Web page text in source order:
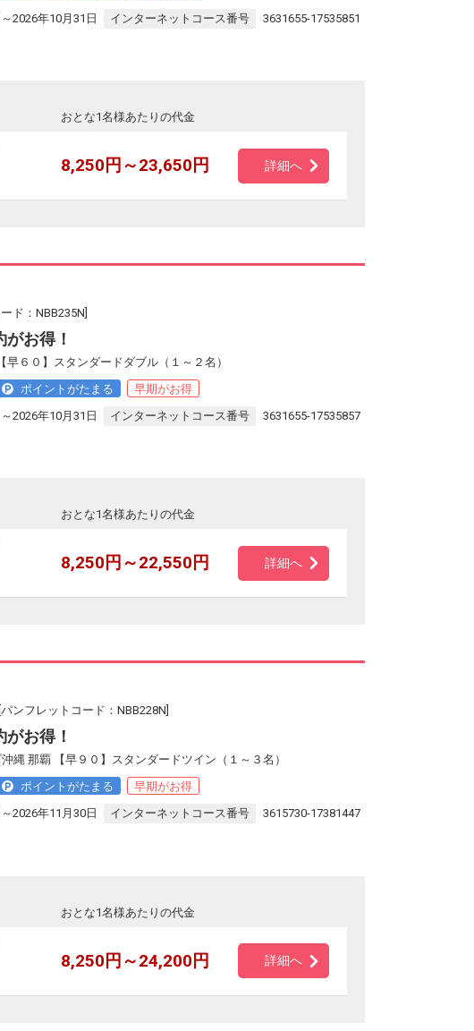
2026年10月31日 インターネットコース番号 3631655-17535851
おとな1名様あたりの代金
8,250円～23,650円 詳細へ
ド：NBB235N]
お得！
早６０】スタンダードダブル（１～２名）
ポイントがたまる
早期がお得
2026年10月31日 インターネットコース番号 3631655-17535857
おとな1名様あたりの代金
8,250円～22,550円 詳細へ
[パンフレットコード：NBB228N]
お得！
縄 那覇 【早９０】スタンダードツイン（１～３名）
ポイントがたまる
早期がお得
2026年11月30日 インターネットコース番号 3615730-17381447
おとな1名様あたりの代金
8,250円～24,200円 詳細へ